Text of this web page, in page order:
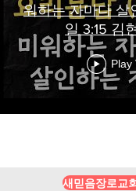
워하는 자마다 살
일 3:15 김
Play
새믿음장로교